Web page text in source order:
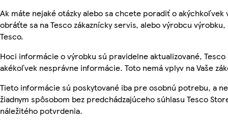
Ak máte nejaké otázky alebo sa chcete poradiť o akýchkoľvek
obráťte sa na Tesco zákaznícky servis, alebo výrobcu
Tesco.
Hoci informácie o výrobku sú pravidelne aktualizované,
akékoľvek nesprávne informácie. Toto nemá vplyv na Vaše
Tieto informácie sú poskytované iba pre osobnú potrebu, a
žiadnym spôsobom bez predchádzajúceho súhlasu Tesco
náležitého potvrdenia.